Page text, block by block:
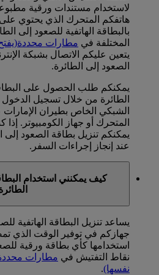
لاستخدام مستندات ورقية
هاتفكم المتحرك الذي يحتوي
بالبطاقة الهاتفية للصعود إلى
المختلفة في مطارات محددة
يتعين عليكم الاتصال بشبكة
الصعود إلى الطائرة.
يمكنكم طلب الحصول على
الطائرة من خلال تسجيل الدخول
الشبكي الخاص بطيران
المتحرك أو جهاز الكومبيوتر.
يمكنكم تنزيل بطاقة الصعود إلى
عند إنجاز إجراءات السفر.
كيف يمكنني استخدام
يساعد تنزيل البطاقة الهاتفية
جهازكم في توفير الوقت الذي
استخدامها كأي بطاقة ورقية
نقاط التفتيش في مطارات
نفسها).